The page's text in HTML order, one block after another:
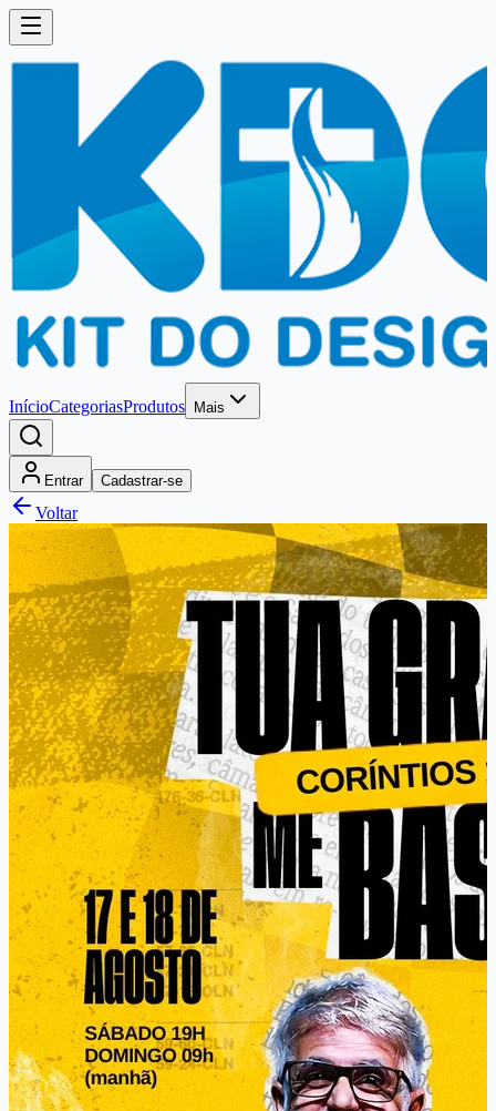
InícioCategoriasProdutos Mais
Entrar Cadastrar-se
Voltar